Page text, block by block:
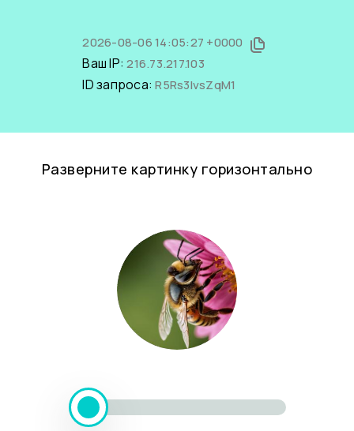
2026-08-06 14:05:27 +0000
Ваш IP:216.73.217.103
ID запроса:R5Rs3IvsZqM1
Разверните картинку горизонтально